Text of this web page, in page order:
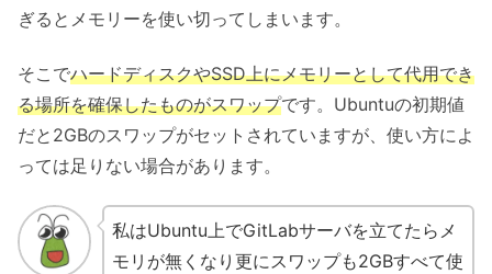
ぎるとメモリーを使い切ってしまいます。
そこでハードディスクやSSD上にメモリーとして代用でき
る場所を確保したものがスワップです。Ubuntuの初期値
だと2GBのスワップがセットされていますが、使い方によ
っては足りない場合があります。
私はUbuntu上でGitLabサーバを立てたらメ
モリが無くなり更にスワップも2GBすべて使